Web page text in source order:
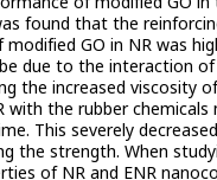
found that the
GO in NR was
due to the interaction
the increased viscosity
with the rubber chemicals
This severely
the strength. When
of NR and ENR